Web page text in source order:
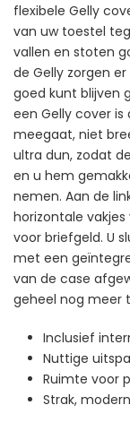
flexibele Gelly
van uw toestel
vallen en stoten
de Gelly zorgen
goed kunt blijven
een Gelly cover
meegaat, niet
ultra dun, zodat
en u hem
nemen. Aan de
horizontale
voor briefgeld. U
met een
van de case
geheel nog meer
Inclusief
Nuttige
Ruimte voor
Strak,